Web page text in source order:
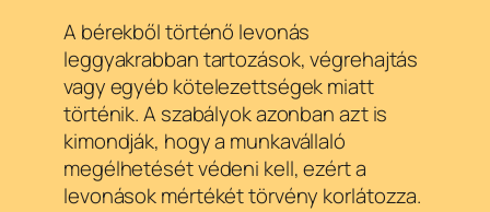
A bérekből történő levonás
leggyakrabban tartozások, végrehajtás
vagy egyéb kötelezettségek miatt
történik. A szabályok azonban azt is
kimondják, hogy a munkavállaló
megélhetését védeni kell, ezért a
levonások mértékét törvény korlátozza.